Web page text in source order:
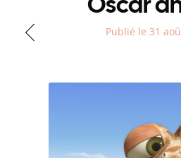
Publié le 31